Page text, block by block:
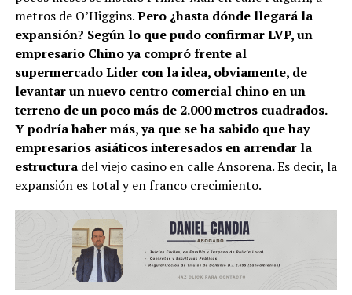
metros de O’Higgins.Pero ¿hasta dónde llegará la
expansión? Según lo que pudo confirmar LVP, un
empresario Chino ya compró frente al
supermercado Lider con la idea, obviamente, de
levantar un nuevo centro comercial chino en un
terreno de un poco más de 2.000 metros cuadrados.
Y podría haber más, ya que se ha sabido que hay
empresarios asiáticos interesados en arrendar la
estructura del viejo casino en calle Ansorena. Es decir, la
expansión es total y en franco crecimiento.